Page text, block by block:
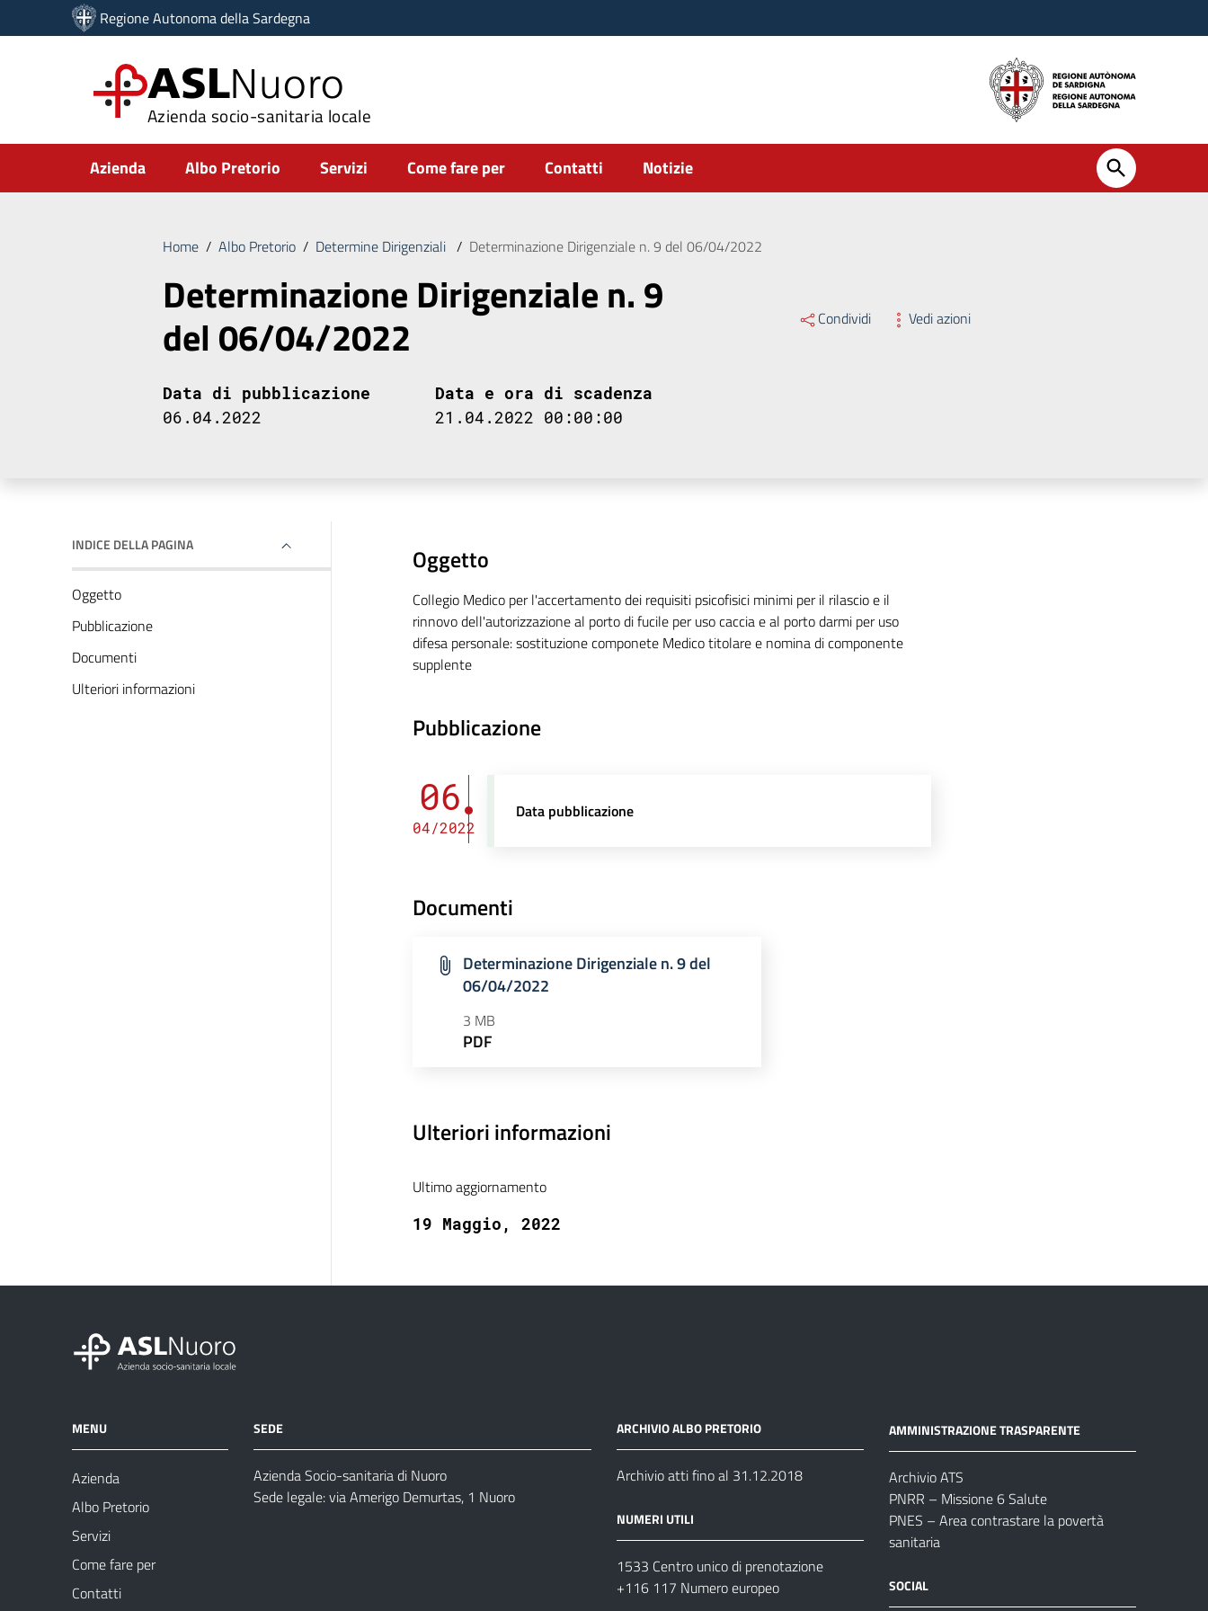
Vai ai contenuti
Vai al menu di navigazione
Regione Autonoma della Sardegna
ASLNuoro
Azienda socio-sanitaria locale
Submenu
Azienda Albo Pretorio Servizi Come fare per Contatti Notizie
Home / Albo Pretorio / Determine Dirigenziali / Determinazione Dirigenziale n. 9 del 06/04/2022
Determinazione Dirigenziale n. 9
del 06/04/2022 Condividi Vedi azioni
Data di pubblicazione
06.04.2022
Data e ora di scadenza
21.04.2022 00:00:00
INDICE DELLA PAGINA
Oggetto
Pubblicazione
Documenti
Ulteriori informazioni
Oggetto
Collegio Medico per l'accertamento dei requisiti psicofisici minimi per il rilascio e il
rinnovo dell'autorizzazione al porto di fucile per uso caccia e al porto darmi per uso
difesa personale: sostituzione componete Medico titolare e nomina di componente
supplente
Pubblicazione
06
04/2022
Data pubblicazione
Documenti
Determinazione Dirigenziale n. 9 del
06/04/2022
3 MB
PDF
Ulteriori informazioni
Ultimo aggiornamento
19 Maggio, 2022
MENU
Azienda
Albo Pretorio
Servizi
Come fare per
Contatti
SEDE
Azienda Socio-sanitaria di Nuoro
Sede legale: via Amerigo Demurtas, 1 Nuoro
ARCHIVIO ALBO PRETORIO
Archivio atti fino al 31.12.2018
NUMERI UTILI
1533 Centro unico di prenotazione
+116 117 Numero europeo
AMMINISTRAZIONE TRASPARENTE
Archivio ATS
PNRR – Missione 6 Salute
PNES – Area contrastare la povertà
sanitaria
SOCIAL